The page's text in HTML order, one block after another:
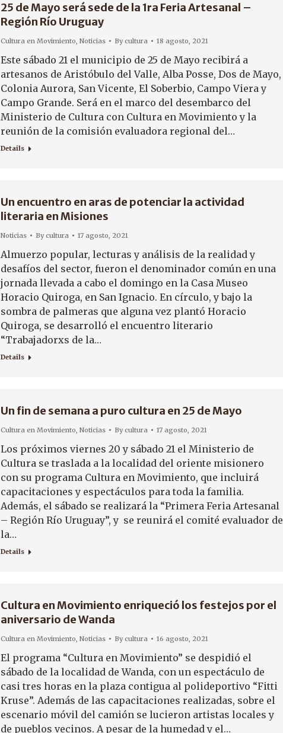
25 de Mayo será sede de la 1ra Feria Artesanal –
Región Río Uruguay
Cultura en Movimiento, Noticias Bycultura 18 agosto, 2021
Este sábado 21 el municipio de 25 de Mayo recibirá a
artesanos de Aristóbulo del Valle, Alba Posse, Dos de Mayo,
Colonia Aurora, San Vicente, El Soberbio, Campo Viera y
Campo Grande. Será en el marco del desembarco del
Ministerio de Cultura con Cultura en Movimiento y la
reunión de la comisión evaluadora regional del…
Details
Un encuentro en aras de potenciar la actividad
literaria en Misiones
Noticias Bycultura 17 agosto, 2021
Almuerzo popular, lecturas y análisis de la realidad y
desafíos del sector, fueron el denominador común en una
jornada llevada a cabo el domingo en la Casa Museo
Horacio Quiroga, en San Ignacio. En círculo, y bajo la
sombra de palmeras que alguna vez plantó Horacio
Quiroga, se desarrolló el encuentro literario
“Trabajadorxs de la…
Details
Un fin de semana a puro cultura en 25 de Mayo
Cultura en Movimiento, Noticias Bycultura 17 agosto, 2021
Los próximos viernes 20 y sábado 21 el Ministerio de
Cultura se traslada a la localidad del oriente misionero
con su programa Cultura en Movimiento, que incluirá
capacitaciones y espectáculos para toda la familia.
Además, el sábado se realizará la “Primera Feria Artesanal
– Región Río Uruguay”, y se reunirá el comité evaluador de
la…
Details
Cultura en Movimiento enriqueció los festejos por el
aniversario de Wanda
Cultura en Movimiento, Noticias Bycultura 16 agosto, 2021
El programa “Cultura en Movimiento” se despidió el
sábado de la localidad de Wanda, con un espectáculo de
casi tres horas en la plaza contigua al polideportivo “Fitti
Kruse”. Además de las capacitaciones realizadas, sobre el
escenario móvil del camión se lucieron artistas locales y
de pueblos vecinos. A pesar de la humedad y el…